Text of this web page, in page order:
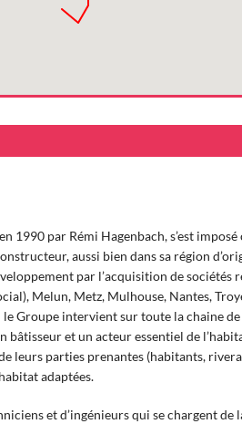
1990 par Rémi Hagenbach, s’est
aussi bien dans sa région
par l’acquisition de sociétés
Melun, Metz, Mulhouse, Nantes,
Groupe intervient sur toute la chaine
bâtisseur et un acteur essentiel de
leurs parties prenantes (habitants,
adaptées.
et d’ingénieurs qui se chargent de